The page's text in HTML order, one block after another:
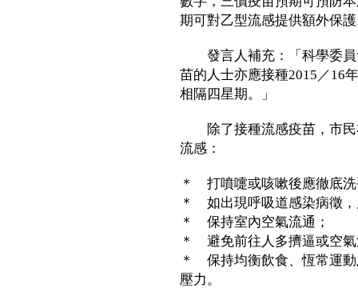
期可對乙型流感提供額外保
發言人補充：「科學委員
苗的人士亦應接種2015／16
相隔四星期。」
除了接種流感疫苗，市民
流感：
＊ 打噴嚏或咳嗽後應徹底
＊ 如出現呼吸道感染病徵
＊ 保持室內空氣流通；
＊ 避免前往人多擠逼或空
＊ 保持均衡飲食、恆常運
壓力。